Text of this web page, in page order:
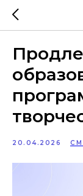
20.04.2026